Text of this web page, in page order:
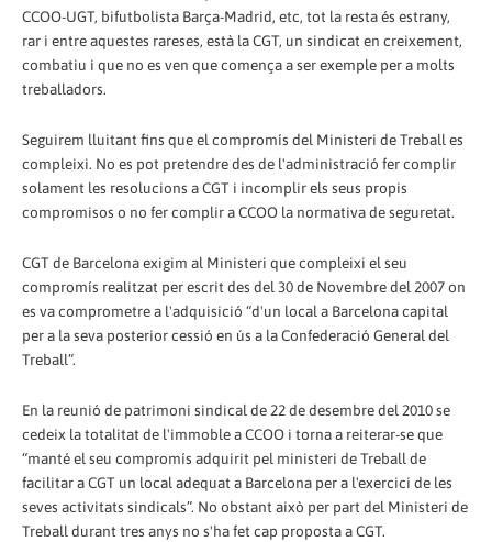
CCOO-UGT, bifutbolista Barça-Madrid, etc, tot la resta és estrany,
rar i entre aquestes rareses, està la CGT, un sindicat en creixement,
combatiu i que no es ven que comença a ser exemple per a molts
treballadors.
Seguirem lluitant fins que el compromís del Ministeri de Treball es
compleixi. No es pot pretendre des de l'administració fer complir
solament les resolucions a CGT i incomplir els seus propis
compromisos o no fer complir a CCOO la normativa de seguretat.
CGT de Barcelona exigim al Ministeri que compleixi el seu
compromís realitzat per escrit des del 30 de Novembre del 2007 on
es va comprometre a l'adquisició “d'un local a Barcelona capital
per a la seva posterior cessió en ús a la Confederació General del
Treball”.
En la reunió de patrimoni sindical de 22 de desembre del 2010 se
cedeix la totalitat de l'immoble a CCOO i torna a reiterar-se que
“manté el seu compromís adquirit pel ministeri de Treball de
facilitar a CGT un local adequat a Barcelona per a l'exercici de les
seves activitats sindicals”. No obstant això per part del Ministeri de
Treball durant tres anys no s'ha fet cap proposta a CGT.